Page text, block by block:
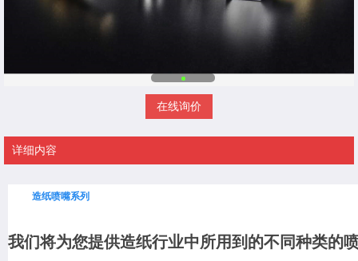
在线询价
详细内容
造纸喷嘴系列
我们将为您提供造纸行业中所用到的不同种类的